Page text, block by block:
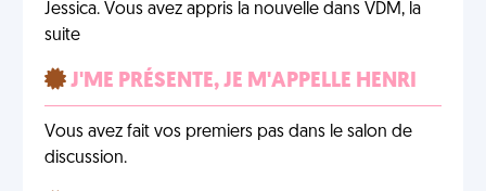
Jessica. Vous avez appris la nouvelle dans VDM, la
suite
J'ME PRÉSENTE, JE M'APPELLE HENRI
Vous avez fait vos premiers pas dans le salon de
discussion.